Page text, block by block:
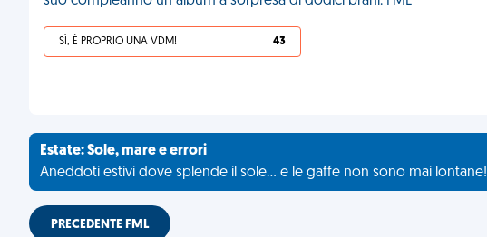
SÌ, È PROPRIO UNA VDM! 43
Estate: Sole, mare e errori
Aneddoti estivi dove splende il sole... e le gaffe non sono mai lontane!
PRECEDENTE FML